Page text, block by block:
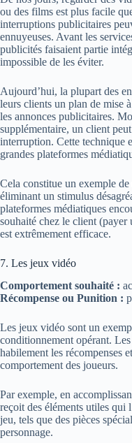
ou des films est plus facile
interruptions publicitaires
ennuyeuses. Avant les
publicités faisaient partie
impossible de les éviter.
Aujourd’hui, la plupart des
leurs clients un plan de mise
les annonces publicitaires.
supplémentaire, un client
interruption. Cette technique
grandes plateformes
Cela constitue un exemple
éliminant un stimulus
plateformes médiatiques
souhaité chez le client (payer
est extrêmement efficace.
7. Les jeux vidéo
Comportement souhaité :
Récompense ou Punition :
Les jeux vidéo sont un
conditionnement opérant.
habilement les récompenses
comportement des joueurs.
Par exemple, en
reçoit des éléments utiles qui
jeu, tels que des pièces
personnage.